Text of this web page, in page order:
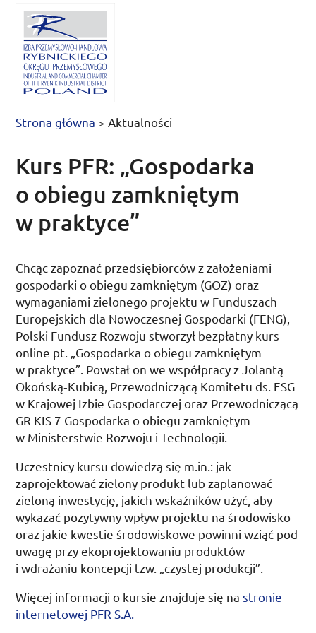
Strona główna > Aktualności
Kurs PFR: „Gospodarka
o obiegu zamkniętym
w praktyce”
Chcąc zapoznać przedsiębiorców z założeniami
gospodarki o obiegu zamkniętym (GOZ) oraz
wymaganiami zielonego projektu w Funduszach
Europejskich dla Nowoczesnej Gospodarki (FENG),
Polski Fundusz Rozwoju stworzył bezpłatny kurs
online pt.
„Gospodarka o obiegu zamkniętym
w praktyce”. Powstał on we współpracy z Jolantą
Okońską­‑Kubicą, Przewodniczącą Komitetuds. ESG
w Krajowej Izbie Gospodarczej oraz Przewodniczącą
GR KIS 7 Gospodarka o obiegu zamkniętym
w Ministerstwie Rozwoju i Technologii.
Uczestnicy kursu dowiedzą się m.in. : jak
zaprojektować zielony produkt lub zaplanować
zieloną inwestycję, jakich wskaźników użyć, aby
wykazać pozytywny wpływ projektu na środowisko
oraz jakie kwestie środowiskowe powinni wziąć pod
uwagę przy ekoprojektowaniu produktów
i wdrażaniu koncepcji tzw.
„czystej produkcji”.
Więcej informacji o kursie znajduje się nastronie
internetowej PFR S.A.